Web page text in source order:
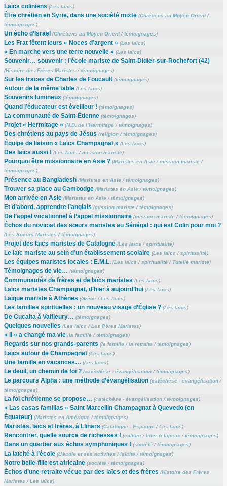
Laïcs coliniens (Les laïcs)
Être chrétien en Syrie, dans une société mixte (Chrétiens au Moyen Orient/
témoignages)
Un écho d’Israël (Chrétiens au Moyen Orient/témoignages)
Les Frat fêtent leurs « Noces d’argent » (Les laïcs)
« En marche vers une terre nouvelle » (Les laïcs)
Souvenir… souvenir : l’école mariste de Saint-Didier-sur-Rochefort (42)
(Histoire des Frères Maristes /témoignages)
Sur les traces de Charles de Foucault (témoignages)
Autour de la même table (Les laïcs)
Souvenirs lumineux (témoignages)
Quand l’éducateur est éveilleur ! (témoignages)
La communauté de Saint-Étienne (témoignages)
Projet « Hermitage » (N.D. de l’Hermitage/témoignages)
Des chrétiens au pays de Jésus (religion/témoignages)
Équipe de liaison « Laïcs Champagnat » (Les laïcs)
Des laïcs aussi ! (Les laïcs /mission mariste)
Pourquoi être missionnaire en Asie ? (Maristes en Asie/mission mariste/
témoignages)
Présence au Bangladesh (Maristes en Asie/témoignages)
Trouver sa place au Cambodge (Maristes en Asie/témoignages)
Mon arrivée en Asie (Maristes en Asie/témoignages)
Et d’abord, apprendre l’anglais (mission mariste/témoignages)
De l’appel vocationnel à l’appel missionnaire (mission mariste/témoignages)
Échos du noviciat des sœurs maristes au Sénégal : qui est Colin pour moi ?
(Les Soeurs Maristes /témoignages)
Projet des laïcs maristes de Catalogne (Les laïcs /spiritualité)
Le laïc mariste au sein d’un établissement scolaire (Les laïcs /spiritualité)
Les équipes maristes locales : E.M.L. (Les laïcs /spiritualité/ Tutelle mariste)
Témoignages de vie… (témoignages)
Communautés de frères et de laïcs maristes (Les laïcs)
Laïcs maristes Champagnat, d’hier à aujourd’hui (Les laïcs)
Laïque mariste à Athènes (Grèce/Les laïcs)
Les familles spirituelles : un nouveau visage d’Église ? (Les laïcs)
De Cucaita à Valfleury… (témoignages)
Quelques nouvelles (Les laïcs /Les Pères Maristes)
« Il » a changé ma vie (la famille/témoignages)
Regards sur nos grands-parents (la famille/la retraite/témoignages)
Laïcs autour de Champagnat (Les laïcs)
Une famille en vacances… (Les laïcs)
Le deuil, un chemin de foi ? (catéchèse - évangélisation/témoignages)
Le parcours Alpha : une méthode d’évangélisation (catéchèse - évangélisation/
témoignages)
La foi chrétienne se propose… (catéchèse - évangélisation/témoignages)
« Las casas familias » Saint Marcellin Champagnat à Quevedo (en
Équateur) (Maristes en Amérique/témoignages)
Maristes, laïcs et frères, à Llinars (Catalogne - Espagne/Les laïcs)
Rencontrer, quelle source de richesses ! (culture/Inter-religieux/témoignages)
Dans un quartier aux échos symphoniques ! (société/témoignages)
La laïcité à l’école (L’école et ses activités /laïcité/témoignages)
Notre belle-fille est africaine (société/témoignages)
Échos d’une retraite vécue par des laïcs et des frères (Histoire des Frères
Maristes /Les laïcs)